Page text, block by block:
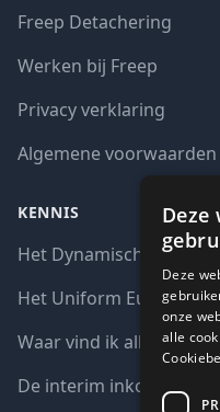
Freep Detachering
Werken bij Freep
Privacy verklaring
Algemene voorwaarden
KENNIS
Het Dynamisch
Het Uniform Europees
Waar vind ik alle interim
De interim inkoop markt
Deze
Deze
onze
alle